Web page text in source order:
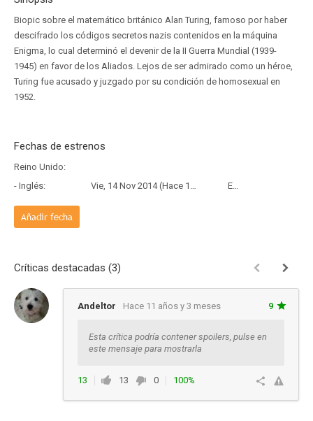
Biopic sobre el matemático británico Alan Turing, famoso por haber
descifrado los códigos secretos nazis contenidos en la máquina
Enigma, lo cual determinó el devenir de la II Guerra Mundial (1939-
1945) en favor de los Aliados. Lejos de ser admirado como un héroe,
Turing fue acusado y juzgado por su condición de homosexual en
1952.
Fechas de estrenos
Reino Unido:
- Inglés:
Vie, 14 Nov 2014 (Hace 11 años y 8 meses) Estreno
Añadir fecha
Críticas destacadas (3)
Andeltor Hace 11 años y 3 meses 9
Esta crítica podría contener spoilers, pulse en
este mensaje para mostrarla
13 13 0
100%